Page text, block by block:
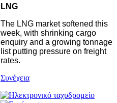
LNG
The LNG market softened this
week, with shrinking cargo
enquiry and a growing tonnage
list putting pressure on freight
rates.
Συνέχεια